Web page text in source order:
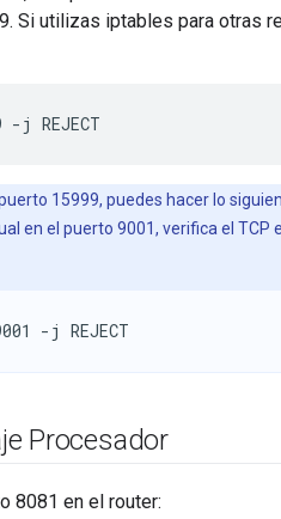
Si utilizas iptables para otras
j REJECT
15999, puedes hacer lo
en el puerto 9001, verifica el TCP
-j REJECT
Procesador
8081 en el router: